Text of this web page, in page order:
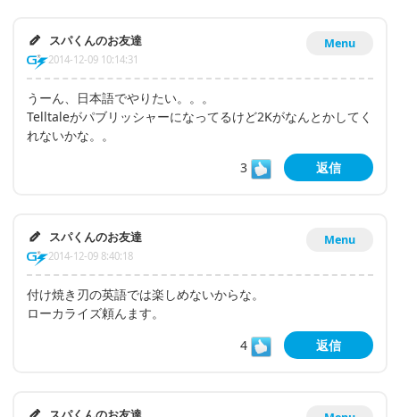
Menu
スパくんのお友達
2014-12-09 10:14:31
うーん、日本語でやりたい。。。
Telltaleがパブリッシャーになってるけど2Kがなんとかしてく
れないかな。。
3
返信
Menu
スパくんのお友達
2014-12-09 8:40:18
付け焼き刃の英語では楽しめないからな。
ローカライズ頼んます。
4
返信